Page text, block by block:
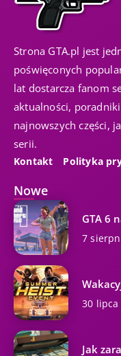
Strona GTA.pl jest
poświęconych
lat dostarcza fanom
aktualności,
najnowszych części,
serii.
Kontakt Polityka
Nowe
GTA 6
7
30 lipca
Jak